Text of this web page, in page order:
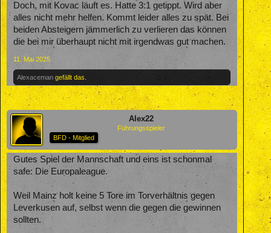
Doch, mit Kovac läuft es. Hatte 3:1 getippt. Wird aber
alles nicht mehr helfen. Kommt leider alles zu spät. Bei
beiden Absteigern jämmerlich zu verlieren das können
die bei mir überhaupt nicht mit irgendwas gut machen.
11. Mai 2025
Alexaceman gefällt das.
Alex22
Führungsspieler
BFD - Mitglied
Gutes Spiel der Mannschaft und eins ist schonmal
safe: Die Europaleague.
Weil Mainz holt keine 5 Tore im Torverhältnis gegen
Leverkusen auf, selbst wenn die gegen die gewinnen
sollten.